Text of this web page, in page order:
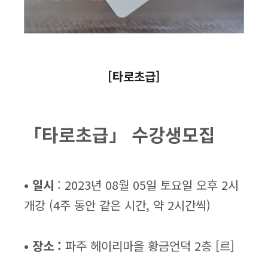
[타로초급]
「타로초급」 수강생모집
• 일시 : 2023년 08월 05일 토요일 오후 2시
개강 (4주 동안 같은 시간, 약 2시간씩)
• 장소 : 파주 헤이리마을 황금언덕 2층 [르]